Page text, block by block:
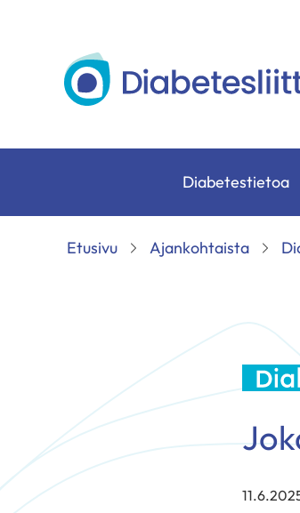
Diabetesliitto
Diabetestietoa
Etusivu
Ajankohtaista